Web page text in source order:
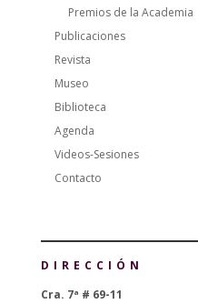
Premios de la Academia
Publicaciones
Revista
Museo
Biblioteca
Agenda
Videos-Sesiones
Contacto
DIRECCIÓN
Cra. 7ª # 69-11